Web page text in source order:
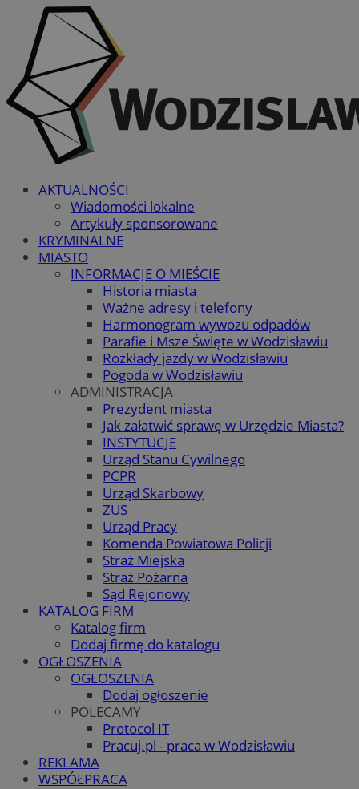
AKTUALNOŚCI
Wiadomości lokalne
Artykuły sponsorowane
KRYMINALNE
MIASTO
INFORMACJE O MIEŚCIE
Historia miasta
Ważne adresy i telefony
Harmonogram wywozu odpadów
Parafie i Msze Święte w Wodzisławiu
Rozkłady jazdy w Wodzisławiu
Pogoda w Wodzisławiu
ADMINISTRACJA
Prezydent miasta
Jak załatwić sprawę w Urzędzie Miasta?
INSTYTUCJE
Urząd Stanu Cywilnego
PCPR
Urząd Skarbowy
ZUS
Urząd Pracy
Komenda Powiatowa Policji
Straż Miejska
Straż Pożarna
Sąd Rejonowy
KATALOG FIRM
Katalog firm
Dodaj firmę do katalogu
OGŁOSZENIA
OGŁOSZENIA
Dodaj ogłoszenie
POLECAMY
Protocol IT
Pracuj.pl - praca w Wodzisławiu
REKLAMA
WSPÓŁPRACA